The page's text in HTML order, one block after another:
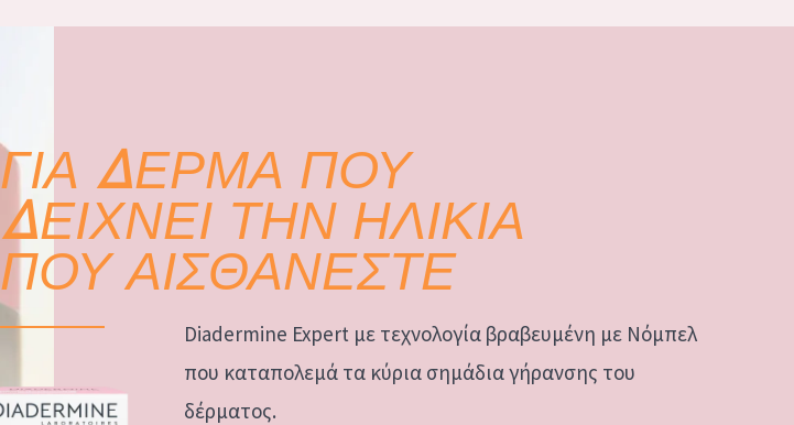
ΓΙΑ ΔΕΡΜΑ ΠΟΥ
ΔΕΙΧΝΕΙ ΤΗΝ ΗΛΙΚΙΑ
ΠΟΥ ΑΙΣΘΑΝΕΣΤΕ
Diadermine Expert με τεχνολογία βραβευμένη με Νόμπελ
που καταπολεμά τα κύρια σημάδια γήρανσης του
δέρματος.